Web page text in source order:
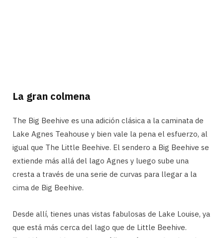
La gran colmena
The Big Beehive es una adición clásica a la caminata de
Lake Agnes Teahouse y bien vale la pena el esfuerzo, al
igual que The Little Beehive. El sendero a Big Beehive se
extiende más allá del lago Agnes y luego sube una
cresta a través de una serie de curvas para llegar a la
cima de Big Beehive.
Desde allí, tienes unas vistas fabulosas de Lake Louise, ya
que está más cerca del lago que de Little Beehive.